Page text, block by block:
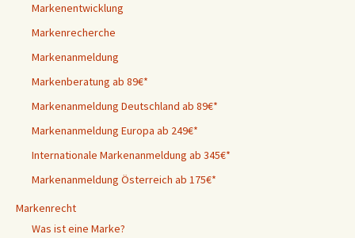
Markenentwicklung
Markenrecherche
Markenanmeldung
Markenberatung ab 89€*
Markenanmeldung Deutschland ab 89€*
Markenanmeldung Europa ab 249€*
Internationale Markenanmeldung ab 345€*
Markenanmeldung Österreich ab 175€*
Markenrecht
Was ist eine Marke?